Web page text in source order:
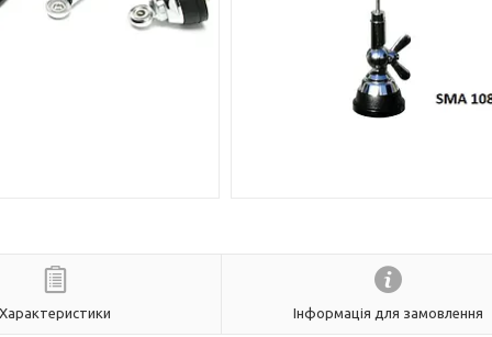
Характеристики Інформація для замовлення